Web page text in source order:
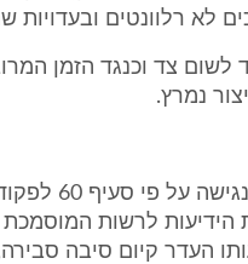
לא רלוונטים ובעדויות
לשום צד וכנגד הזמן
נמרץ.
1. תנאי הוא
הידיעות לרשות
העדר קיום סיבה